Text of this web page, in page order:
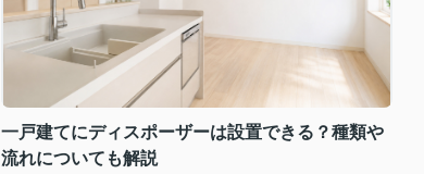
一戸建てにディスポーザーは設置できる？種類や
流れについても解説